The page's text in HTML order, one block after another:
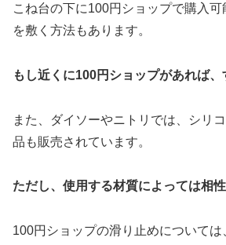
こね台の下に100円ショップで購入可
を敷く方法もあります。
もし近くに100円ショップがあれば、
また、ダイソーやニトリでは、シリ
品も販売されています。
ただし、使用する材質によっては相
100円ショップの滑り止めについては